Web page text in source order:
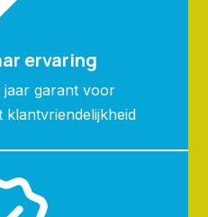
ervaring
jaar garant voor
klantvriendelijkheid